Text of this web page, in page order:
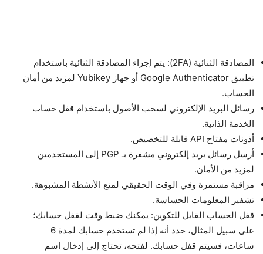
المصادقة الثنائية (2FA): يتم إجراء المصادقة الثنائية باستخدام
تطبيق Google Authenticator أو جهاز Yubikey لمزيد من أمان
الحساب.
رسائل البريد الإلكتروني لسحب الأصول باستخدام قفل حساب
الخدمة الذاتية.
أذونات مفتاح API قابلة للتخصيص.
أرسل رسائل بريد إلكتروني مشفرة بـ PGP إلى المستخدمين
لمزيد من الأمان.
مراقبة مستمرة وفي الوقت الحقيقي لمنع الأنشطة المشبوهة.
تشفير المعلومات الحساسة.
قفل الحساب القابل للتكوين: يمكنك ضبط وقت لقفل حسابك؛
على سبيل المثال، حدد أنه إذا لم تستخدم حسابك لمدة 6
ساعات، فسيتم قفل حسابك. لفتحه، تحتاج إلى إدخال اسم